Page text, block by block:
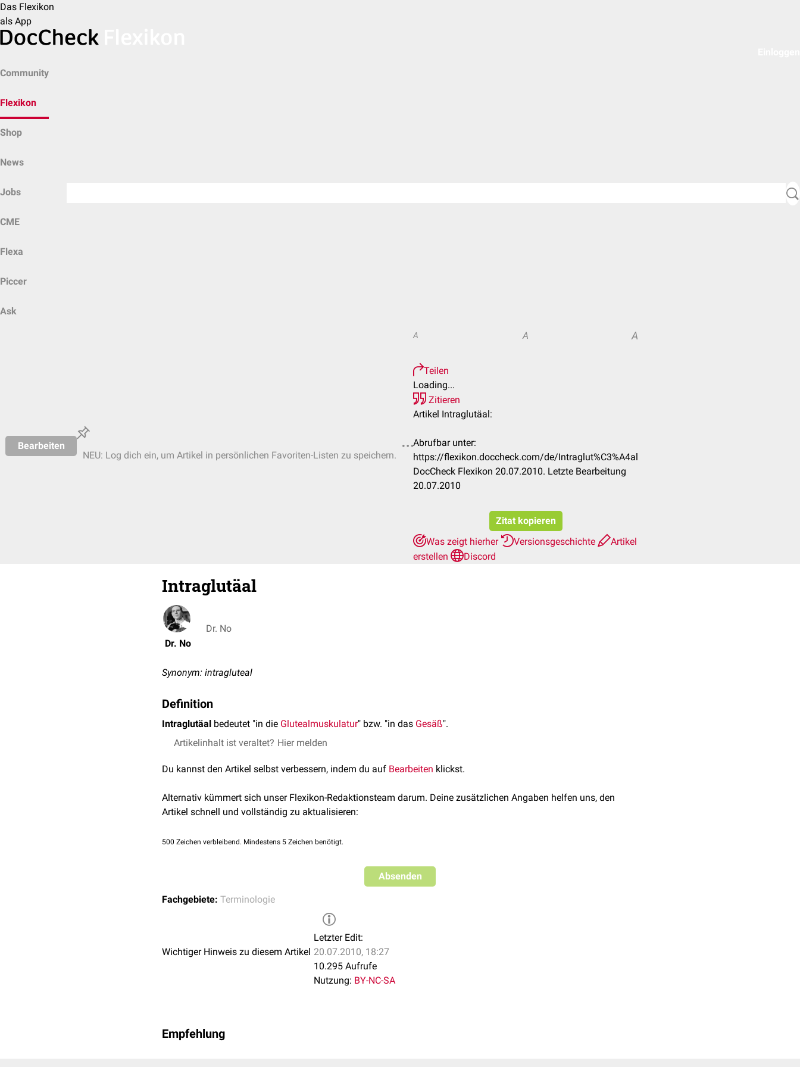
Das Flexikon
als App
Community
Flexikon
Shop
News
Jobs
CME
Flexa
Piccer
Ask
Bearbeiten
NEU: Log dich ein, um Artikel in persönlichen Favoriten-Listen zu speichern.
A A A
Teilen
Loading...
Zitieren
Artikel Intraglutäal:
Abrufbar unter:
https://flexikon.doccheck.com/de/Intraglut%C3%A4al
DocCheck Flexikon 20.07.2010. Letzte Bearbeitung
20.07.2010
Zitat kopieren
Was zeigt hierher
Versionsgeschichte
Artikel
erstellen
Discord
Intraglutäal
Dr. No
Dr. No
Synonym: intragluteal
Definition
Intraglutäal bedeutet "in die Glutealmuskulatur" bzw. "in das Gesäß".
Artikelinhalt ist veraltet? Hier melden
Du kannst den Artikel selbst verbessern, indem du auf Bearbeiten klickst.
Alternativ kümmert sich unser Flexikon-Redaktionsteam darum. Deine zusätzlichen Angaben helfen uns, den
Artikel schnell und vollständig zu aktualisieren:
500 Zeichen verbleibend. Mindestens 5 Zeichen benötigt.
Absenden
Fachgebiete: Terminologie
Wichtiger Hinweis zu diesem Artikel
Letzter Edit:
20.07.2010, 18:27
10.295 Aufrufe
Nutzung: BY-NC-SA
Empfehlung